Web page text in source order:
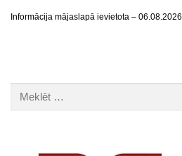
Informācija mājaslapā ievietota – 06.08.2026